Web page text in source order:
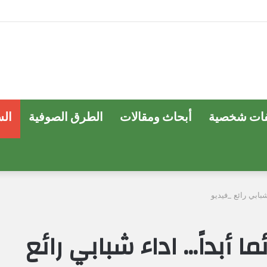
شخصية أبحاث ومقالات الطرق الصوفية
رائع _فيديو
اداء شبابي رائع